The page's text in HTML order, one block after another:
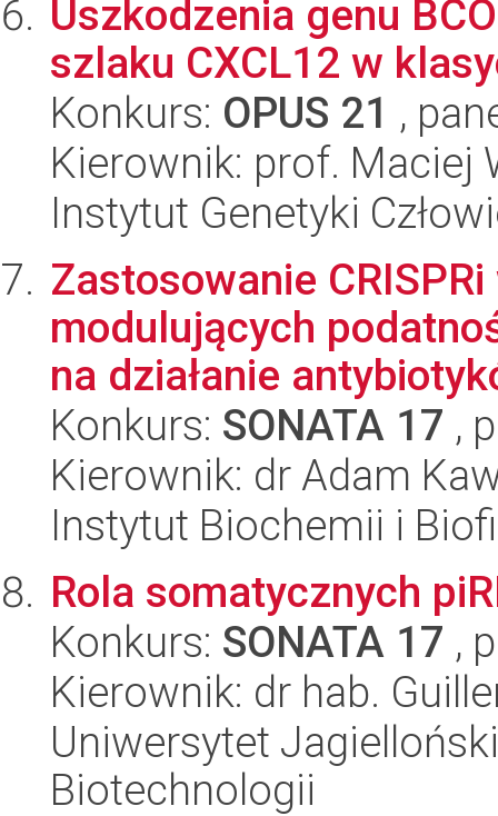
Uszkodzenia genu
szlaku CXCL12 w
Konkurs: OPUS 21 ,
Kierownik: prof. Maciej
Instytut Genetyki
Zastosowanie
modulujących
na działanie
Konkurs: SONATA 17 ,
Kierownik: dr Adam
Instytut Biochemii i
Rola somatycznych
Konkurs: SONATA 17 ,
Kierownik: dr hab.
Uniwersytet
Biotechnologii